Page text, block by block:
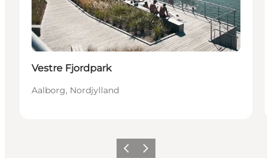
Vestre Fjordpark
Aalborg, Nordjylland
ForrigeNæste